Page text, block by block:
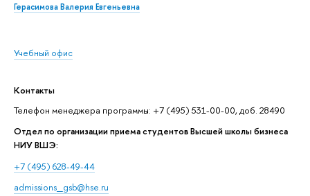
Герасимова Валерия Евгеньевна
Учебный офис
Контакты
Телефон менеджера программы: +7 (495) 531-00-00, доб. 28490
Отдел по организации приема студентов Высшей школы бизнеса
НИУ ВШЭ:
+7 (495) 628-49-44
admissions_gsb@hse.ru